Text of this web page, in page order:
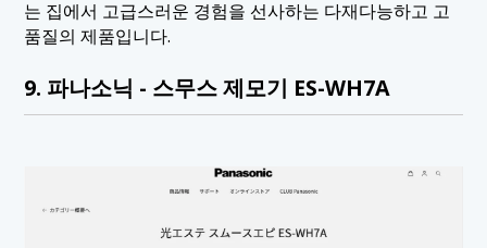
는 집에서 고급스러운 경험을 선사하는 다재다능하고 고
품질의 제품입니다.
9. 파나소닉 - 스무스 제모기 ES-WH7A